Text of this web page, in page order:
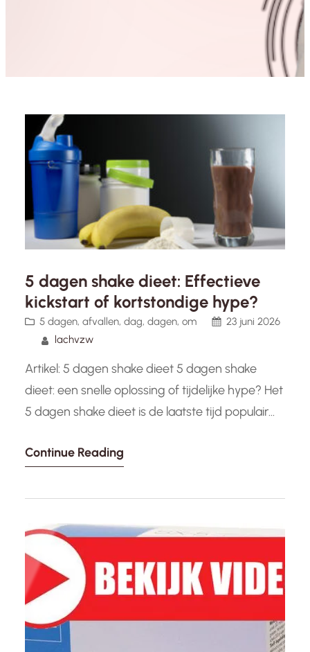
5 dagen shake dieet: Effectieve
kickstart of kortstondige hype?
5 dagen, afvallen, dag, dagen, om
23 juni 2026
lachvzw
Artikel: 5 dagen shake dieet 5 dagen shake
dieet: een snelle oplossing of tijdelijke hype? Het
5 dagen shake dieet is de laatste tijd populair
kilo’s kwijt te raken. Maar is deze aanpak echt
tijdelijke hype? Het idee…
Continue Reading